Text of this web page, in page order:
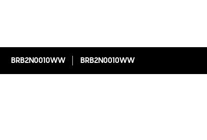
BRB2N0010WW BRB2N0010WW